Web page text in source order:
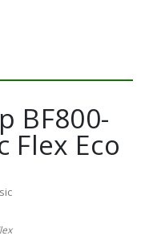
BF800-
Flex Eco